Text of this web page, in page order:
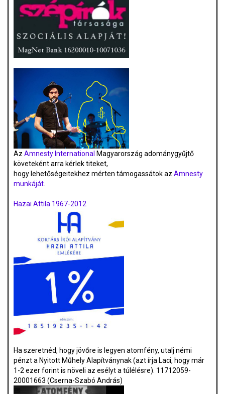
Az Amnesty International Magyarország adománygyűjtő
követeként arra kérlek titeket,
hogy lehetőségeitekhez mérten támogassátok az Amnesty
munkáját.
Hazai Attila 1967-2012
Ha szeretnéd, hogy jövőre is legyen atomfény, utalj némi
pénzt a Nyitott Műhely Alapítványnak (azt írja Laci, hogy már
1-2 ezer forint is növeli az esélyt a túlélésre). 11712059-
20001663 (Cserna-Szabó András)